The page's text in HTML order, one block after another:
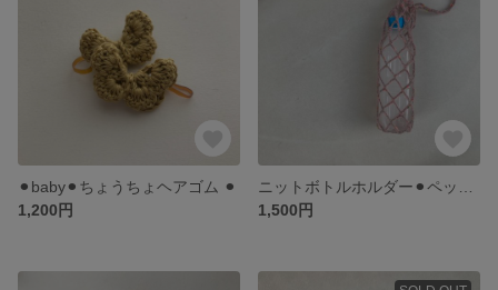
⚫︎baby⚫︎ちょうちょヘアゴム ⚫︎
1,200円
1,500円